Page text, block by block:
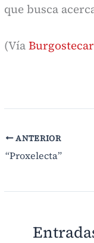
que busca
(Vía
ANTERIOR
“Proxelecta”